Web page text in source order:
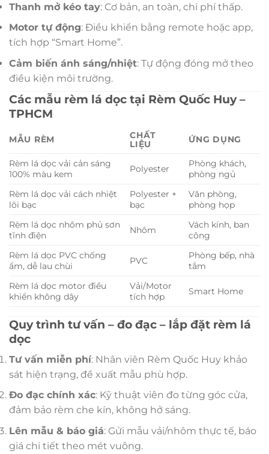
Thanh mở kéo tay: Cơ bản, an toàn, chi phí thấp.
Motor tự động: Điều khiển bằng remote hoặc app,
tích hợp “Smart Home”.
Cảm biến ánh sáng/nhiệt: Tự động đóng mở theo
điều kiện môi trường.
Các mẫu rèm lá dọc tại Rèm Quốc Huy –
TPHCM
MẪU RÈM
CHẤT
LIỆU
ỨNG DỤNG
Rèm lá dọc vải cản sáng
100% màu kem
Polyester
Phòng khách,
phòng ngủ
Rèm lá dọc vải cách nhiệt
lõi bạc
Polyester +
bạc
Văn phòng,
phòng họp
Rèm lá dọc nhôm phủ sơn
tĩnh điện
Nhôm
Vách kính, ban
công
Rèm lá dọc PVC chống
ẩm, dễ lau chùi
PVC
Phòng bếp, nhà
tắm
Rèm lá dọc motor điều
khiển không dây
Vải/Motor
tích hợp
Smart Home
Quy trình tư vấn – đo đạc – lắp đặt rèm lá
dọc
Tư vấn miễn phí: Nhân viên Rèm Quốc Huy khảo
sát hiện trạng, đề xuất mẫu phù hợp.
Đo đạc chính xác: Kỹ thuật viên đo từng góc cửa,
đảm bảo rèm che kín, không hở sáng.
Lên mẫu & báo giá: Gửi mẫu vải/nhôm thực tế, báo
giá chi tiết theo mét vuông.